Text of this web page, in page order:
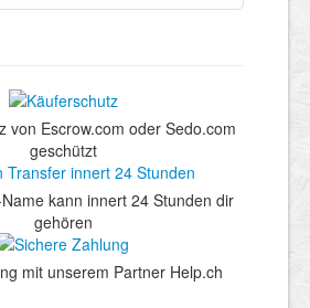
von Escrow.com oder Sedo.com
geschützt
kann innert 24 Stunden dir
gehören
mit unserem Partner Help.ch